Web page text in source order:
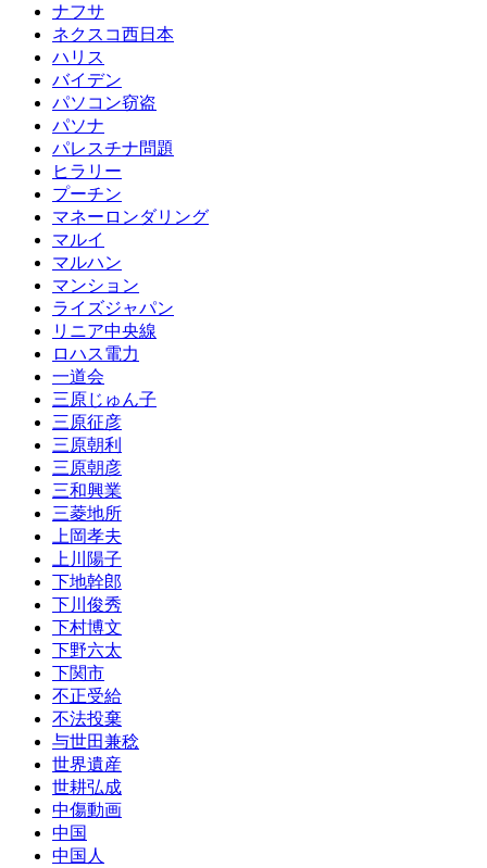
ナフサ
ネクスコ西日本
ハリス
バイデン
パソコン窃盗
パソナ
パレスチナ問題
ヒラリー
プーチン
マネーロンダリング
マルイ
マルハン
マンション
ライズジャパン
リニア中央線
ロハス電力
一道会
三原じゅん子
三原征彦
三原朝利
三原朝彦
三和興業
三菱地所
上岡孝夫
上川陽子
下地幹郎
下川俊秀
下村博文
下野六太
下関市
不正受給
不法投棄
与世田兼稔
世界遺産
世耕弘成
中傷動画
中国
中国人